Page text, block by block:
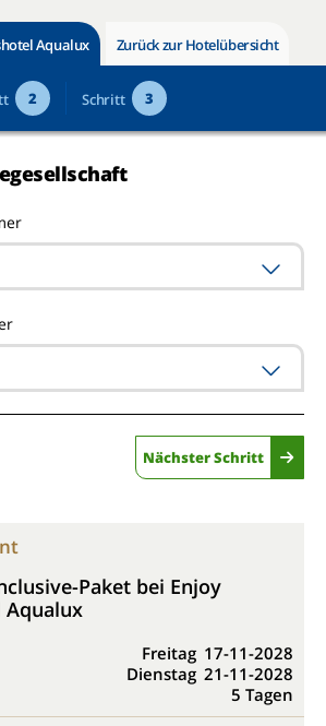
Aqualux Zurück zur Hotelübersicht
2 Schritt 3
Nächster Schritt
Paket bei Enjoy
Aqualux
Freitag 17-11-2028
Dienstag 21-11-2028
5 Tagen